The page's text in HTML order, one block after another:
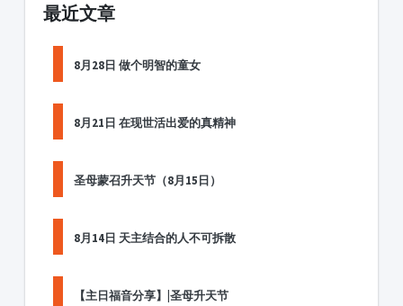
最近文章
8月28日 做个明智的童女
8月21日 在现世活出爱的真精神
圣母蒙召升天节（8月15日）
8月14日 天主结合的人不可拆散
【主日福音分享】|圣母升天节